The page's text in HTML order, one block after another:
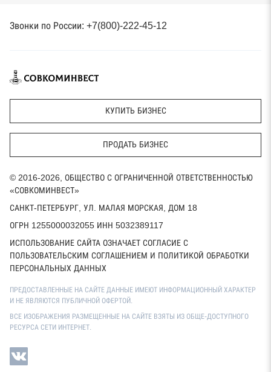
Звонки по России: +7(800)-222-45-12
КУПИТЬ БИЗНЕС
ПРОДАТЬ БИЗНЕС
© 2016-2026, ОБЩЕСТВО С ОГРАНИЧЕННОЙ ОТВЕТСТВЕННОСТЬЮ
«СОВКОМИНВЕСТ»
САНКТ-ПЕТЕРБУРГ, УЛ. МАЛАЯ МОРСКАЯ, ДОМ 18
ОГРН 1255000032055 ИНН 5032389117
ИСПОЛЬЗОВАНИЕ САЙТА ОЗНАЧАЕТ СОГЛАСИЕ С
ПОЛЬЗОВАТЕЛЬСКИМ СОГЛАШЕНИЕМ И ПОЛИТИКОЙ ОБРАБОТКИ
ПЕРСОНАЛЬНЫХ ДАННЫХ
ПРЕДОСТАВЛЕННЫЕ НА САЙТЕ ДАННЫЕ ИМЕЮТ ИНФОРМАЦИОННЫЙ ХАРАКТЕР
И НЕ ЯВЛЯЮТСЯ ПУБЛИЧНОЙ ОФЕРТОЙ.
ВСЕ ИЗОБРАЖЕНИЯ РАЗМЕЩЕННЫЕ НА САЙТЕ ВЗЯТЫ ИЗ ОБЩЕ-ДОСТУПНОГО
РЕСУРСА СЕТИ ИНТЕРНЕТ.